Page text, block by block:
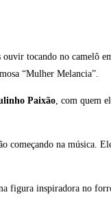
tocando no
“Mulher Melancia”.
Paixão, com quem
começando na
figura inspiradora no